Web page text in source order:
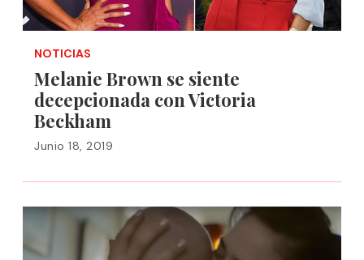
NOTICIAS
Melanie Brown se siente
decepcionada con Victoria
Beckham
Junio 18, 2019